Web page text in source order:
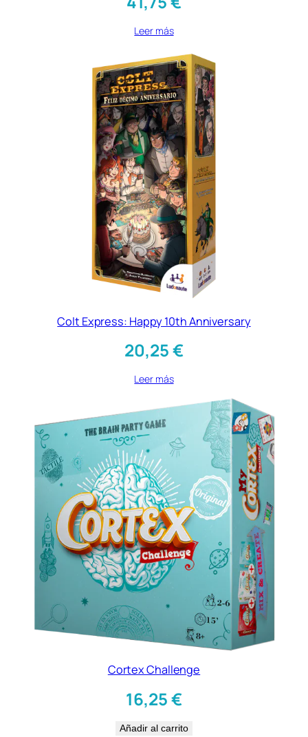
Leer más
Colt Express: Happy 10th Anniversary
20,25€
Leer más
Cortex Challenge
16,25€
Añadir al carrito